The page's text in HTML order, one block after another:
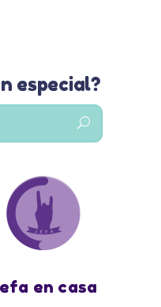
especial?
en casa